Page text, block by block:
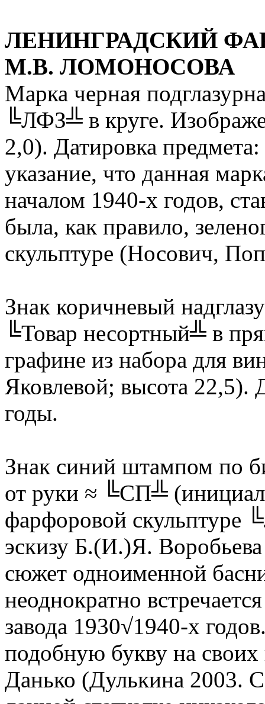
ЛЕНИНГРАДСКИЙ
М.В. ЛОМОНОСОВА
Марка черная
╚ЛФЗ╩ в круге.
2,0). Датировка
указание, что данная
началом 1940-х годов,
была, как правило,
скульптуре (Носович,
Знак коричневый
╚Товар несортный╩ в
графине из набора для
Яковлевой; высота 22,5).
годы.
Знак синий штампом по
от руки ≈ ╚СП╩
фарфоровой скульптуре
эскизу Б.(И.)Я.
сюжет одноименной
неоднократно
завода 1930√1940-х
подобную букву на
Данько (Дулькина 2003.